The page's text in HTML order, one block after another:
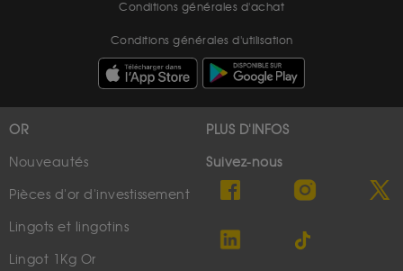
Conditions générales d'achat
Conditions générales d'utilisation
OR
Nouveautés
Pièces d'or d'investissement
Lingots et lingotins
Lingot 1Kg Or
PLUS D'INFOS
Suivez-nous